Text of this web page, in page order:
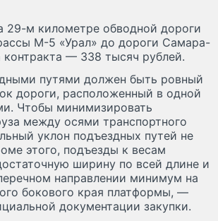
29-м километре обводной дороги
М-5 «Урал» до дороги Самара-
контракта — 338 тысяч рублей.
путями должен быть ровный
дороги, расположенный в одной
Чтобы минимизировать
между осями транспортного
уклон подъездных путей не
этого, подъезды к весам
ширину по всей длине и
направлении минимум на
бокового края платформы, —
документации закупки.